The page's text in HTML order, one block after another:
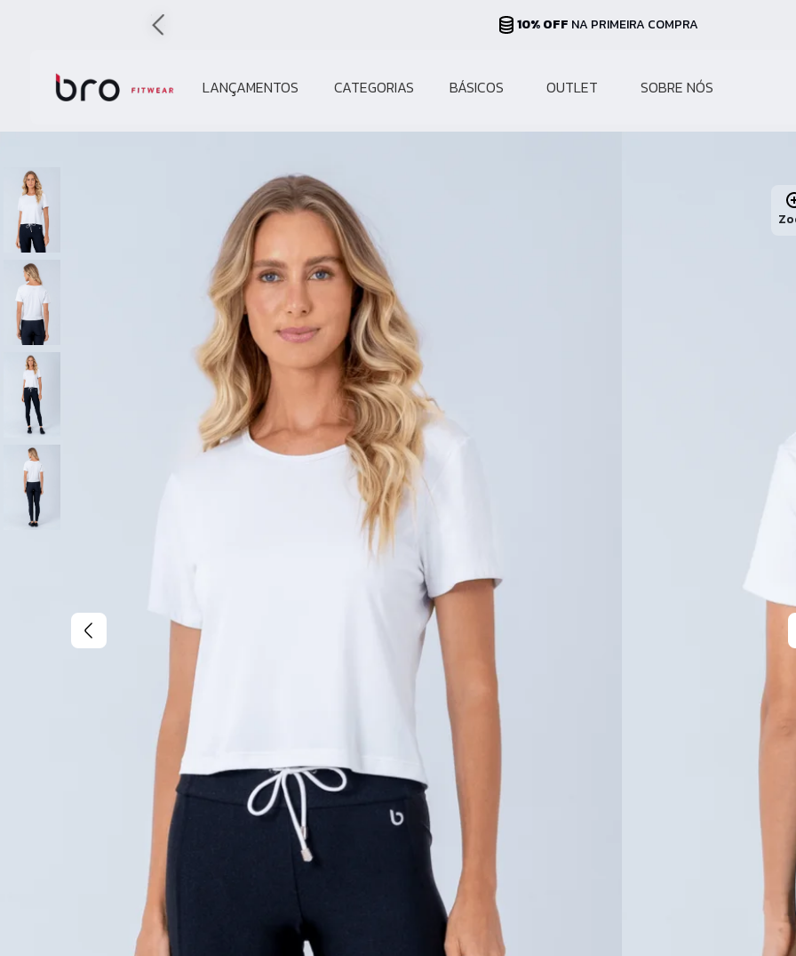
PARCELAS ATÉ 10XNO CARTÃO
LANÇAMENTOS CATEGORIAS BÁSICOS OUTLET SOBRE NÓS